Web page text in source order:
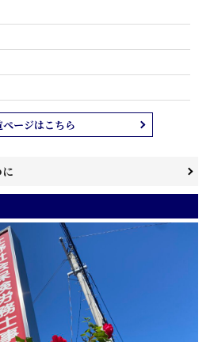
ページはこちら
起こさないポイント
対応
労務管理体制
件の不利益変更の手順